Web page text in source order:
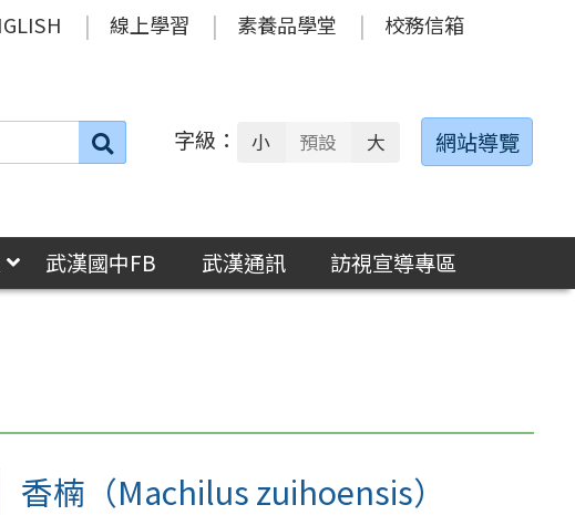
線上學習 素養品學堂 校務信箱
搜
字級： 小 預設 大 網站導覽
武漢國中FB 武漢通訊
訪視宣導專區
香楠（Machilus zuihoensis）